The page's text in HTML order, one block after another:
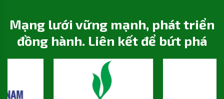
Mạng lưới vững mạnh, phát triển
đồng hành. Liên kết để bứt phá